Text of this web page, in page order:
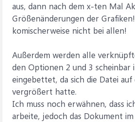
aus, dann nach dem x-ten Mal
Größenänderungen der
komischerweise nicht bei allen!
Außerdem werden alle
den Optionen 2 und 3 scheinbar
eingebettet, da sich die Datei
vergrößert hatte.
Ich muss noch erwähnen, dass
arbeite, jedoch das Dokument im